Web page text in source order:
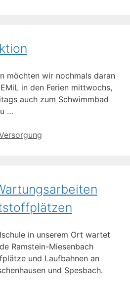
möchten wir nochmals daran
in den Ferien mittwochs,
auch zum Schwimmbad
…
in unserem Ort wartet
Ramstein-Miesenbach
und Laufbahnen an
und Spesbach.